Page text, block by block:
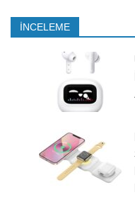
İNCELEME